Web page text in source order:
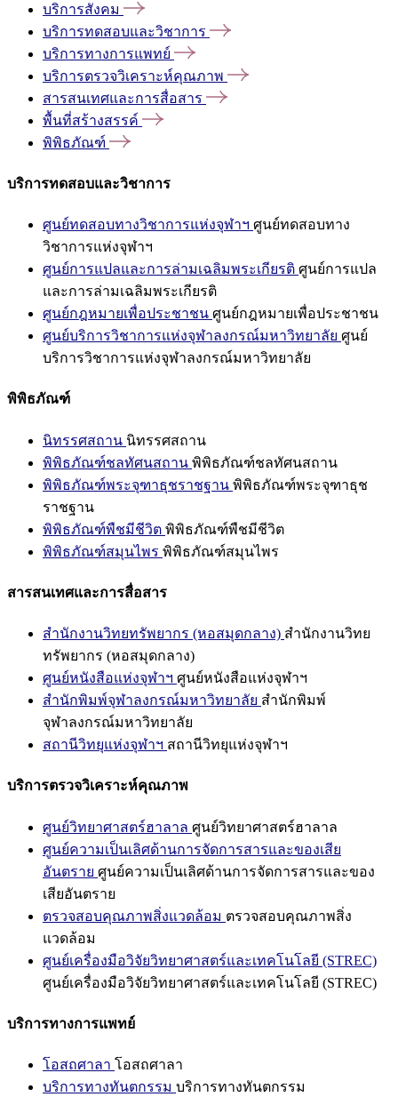
บริการสังคม
บริการทดสอบและวิชาการ
บริการทางการแพทย์
บริการตรวจวิเคราะห์คุณภาพ
สารสนเทศและการสื่อสาร
พื้นที่สร้างสรรค์
พิพิธภัณฑ์
บริการทดสอบและวิชาการ
ศูนย์ทดสอบทางวิชาการแห่งจุฬาฯ ศูนย์ทดสอบทาง
วิชาการแห่งจุฬาฯ
ศูนย์การแปลและการล่ามเฉลิมพระเกียรติ ศูนย์การแปล
และการล่ามเฉลิมพระเกียรติ
ศูนย์กฎหมายเพื่อประชาชน ศูนย์กฎหมายเพื่อประชาชน
ศูนย์บริการวิชาการแห่งจุฬาลงกรณ์มหาวิทยาลัย ศูนย์
บริการวิชาการแห่งจุฬาลงกรณ์มหาวิทยาลัย
พิพิธภัณฑ์
นิทรรศสถาน นิทรรศสถาน
พิพิธภัณฑ์ชลทัศนสถาน พิพิธภัณฑ์ชลทัศนสถาน
พิพิธภัณฑ์พระจุฑาธุชราชฐาน พิพิธภัณฑ์พระจุฑาธุช
ราชฐาน
พิพิธภัณฑ์พืชมีชีวิต พิพิธภัณฑ์พืชมีชีวิต
พิพิธภัณฑ์สมุนไพร พิพิธภัณฑ์สมุนไพร
สารสนเทศและการสื่อสาร
สำนักงานวิทยทรัพยากร (หอสมุดกลาง) สำนักงานวิทย
ทรัพยากร (หอสมุดกลาง)
ศูนย์หนังสือแห่งจุฬาฯ ศูนย์หนังสือแห่งจุฬาฯ
สำนักพิมพ์จุฬาลงกรณ์มหาวิทยาลัย สำนักพิมพ์
จุฬาลงกรณ์มหาวิทยาลัย
สถานีวิทยุแห่งจุฬาฯ สถานีวิทยุแห่งจุฬาฯ
บริการตรวจวิเคราะห์คุณภาพ
ศูนย์วิทยาศาสตร์ฮาลาล ศูนย์วิทยาศาสตร์ฮาลาล
ศูนย์ความเป็นเลิศด้านการจัดการสารและของเสีย
อันตราย ศูนย์ความเป็นเลิศด้านการจัดการสารและของ
เสียอันตราย
ตรวจสอบคุณภาพสิ่งแวดล้อม ตรวจสอบคุณภาพสิ่ง
แวดล้อม
ศูนย์เครื่องมือวิจัยวิทยาศาสตร์และเทคโนโลยี (STREC)
ศูนย์เครื่องมือวิจัยวิทยาศาสตร์และเทคโนโลยี (STREC)
บริการทางการแพทย์
โอสถศาลา โอสถศาลา
บริการทางทันตกรรม บริการทางทันตกรรม